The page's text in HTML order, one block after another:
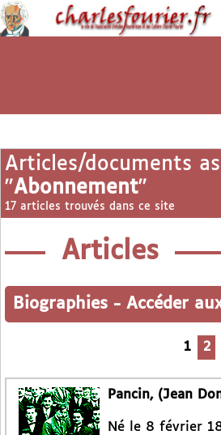
Articles/documents
"Abonnement"
17 articles trouvés dans ce site
Articles
Biographies - Accéder
1 2
Pancin, (Jean
Né le 8 février